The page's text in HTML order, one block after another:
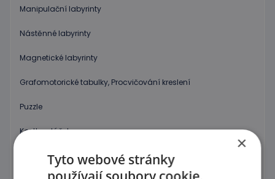
Manipulační labyrinty
Nástěnné labyrinty
Magnetické labyrinty
Grafomotorické tabulky, Procvičování kreslení
Puzzle
Kostky, vláček
Provlékaní
×
Tyto webové stránky